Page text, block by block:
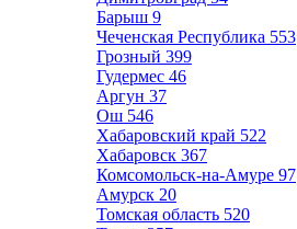
Барыш 9
Чеченская Республика 553
Грозный 399
Гудермес 46
Аргун 37
Ош 546
Хабаровский край 522
Хабаровск 367
Комсомольск-на-Амуре 97
Амурск 20
Томская область 520